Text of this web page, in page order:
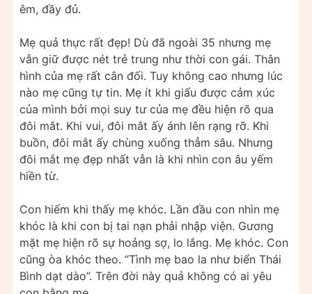
êm, đầy đủ.
Mẹ quả thực rất đẹp! Dù đã ngoài 35 nhưng mẹ
vẫn giữ được nét trẻ trung như thời con gái. Thân
hình của mẹ rất cân đối. Tuy không cao nhưng lúc
nào mẹ cũng tự tin. Mẹ ít khi giấu được cảm xúc
của mình bởi mọi suy tư của mẹ đều hiện rõ qua
đôi mắt. Khi vui, đôi mắt ấy ánh lên rạng rỡ. Khi
buồn, đôi mắt ấy chùng xuống thẳm sâu. Nhưng
đôi mắt mẹ đẹp nhất vẫn là khi nhìn con âu yếm
hiền từ.
Con hiếm khi thấy mẹ khóc. Lần đầu con nhìn mẹ
khóc là khi con bị tai nạn phải nhập viện. Gương
mặt mẹ hiện rõ sự hoảng sợ, lo lắng. Mẹ khóc. Con
cũng òa khóc theo. “Tình mẹ bao la như biển Thái
Bình dạt dào”. Trên đời này quả không có ai yêu